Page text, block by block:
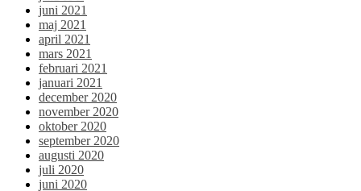
juni 2021
maj 2021
april 2021
mars 2021
februari 2021
januari 2021
december 2020
november 2020
oktober 2020
september 2020
augusti 2020
juli 2020
juni 2020